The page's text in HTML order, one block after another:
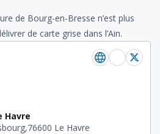
de Bourg-en-Bresse n’est plus
de carte grise dans l’Ain.
Havre
Le Havre